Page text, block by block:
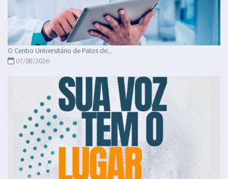
O Centro Universitário de Patos de...
07/08/2026